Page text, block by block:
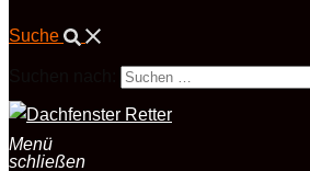
Suche
Menü
schließen